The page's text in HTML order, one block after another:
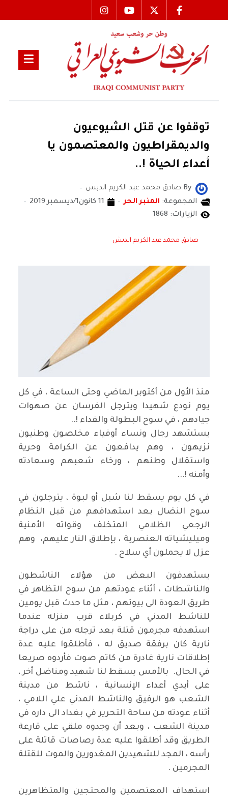
توقفوا عن قتل الشيوعيون
والديمقراطيون والمعتصمون يا
أعداء الحياة !..
By صادق محمد عبد الكريم الدبش
المجموعة: المنبر الحر
11 كانون1/ديسمبر 2019
الزيارات: 1868
صادق محمد عبد الكريم الدبش
منذ الأول من أكتوبر الماضي وحتى الساعة ، في كل
يوم نودع شهيدا ويترجل الفرسان عن صهوات
جيادهم ، في سوح البطولة والفداء !..
يستشهد رجال ونساء أوفياء مخلصون وطنيون
نزيهون ، وهم يدافعون عن الكرامة وحرية
واستقلال وطنهم ، ورخاء شعبهم وسعادته
وأمنه !...
في كل يوم يسقط لنا شبل أو لبوة ، يترجلون في
سوح النضال بعد استهدافهم من قبل النظام
الرجعي الظلامي المتخلف وقواته الأمنية
وميليشياته العنصرية ، بإطلاق النار عليهم، وهم
عزل لا يحملون أي سلاح .
يستهدفون البعض من هؤلاء الناشطون
والناشطات ، أثناء عودتهم من سوح التظاهر في
طريق العودة الى بيوتهم ، مثل ما حدث قبل يومين
للناشط المدني في كربلاء قرب منزله عندما
استهدفه مجرمون قتلة بعد ترجله من على دراجة
نارية كان برفقة صديق له ، فأطلقوا عليه عدة
إطلاقات نارية غادرة من كاتم صوت فأردوه صريعا
في الحال. بالأمس يسقط لنا شهيد ومناضل أخر ،
على أيدي أعداء الإنسانية ، ناشط من مدينة
الشعب هو الرفيق والناشط المدني علي اللامي ،
أثناء عودته من ساحة التحرير في بغداد الى داره في
مدينة الشعب ، وبعد أن وجدوه ملقي على قارعة
الطريق وقد أطلقوا عليه عدة رصاصات قاتلة على
رأسه ، المجد للشهيدين المغدورين والموت للقتلة
المجرمين .
استهداف المعتصمين والمحتجين والمتظاهرين